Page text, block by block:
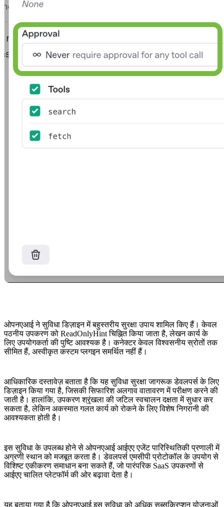
ओपनएआई ने सुविधा डिज़ाइन में बहुस्तरीय सुरक्षा उपाय शामिल किए हैं। केवल
पठनीय उपकरण को ReadOnlyHint चिह्नित किया जाता है, लेखन कार्य के
लिए उपयोगकर्ता की पुष्टि आवश्यक है। कनेक्टर केवल विश्वसनीय स्रोतों तक
सीमित हैं, अस्वीकृत कस्टम प्लगइन समर्थित नहीं हैं।
आधिकारिक दस्तावेज़ बताता है कि यह सुविधा सुरक्षा जागरूक डेवलपर्स के लिए
डिज़ाइन किया गया है, जिसकी सिफारिश अलगाव वातावरण में परीक्षण करने की
जाती है। हालांकि, उपकरण श्रृंखला की जटिल स्वचालन दक्षता में सुधार कर
सकता है, लेकिन अकस्मात गलत कार्य को रोकने के लिए विशेष निगरानी की
आवश्यकता होती है।
इस सुविधा के उपलब्ध होने से ओपनएआई आईएए एजेंट पारिस्थितिकी प्रणाली में
अग्रणी स्थान को मजबूत करता है। डेवलपर्स एमसीपी प्रोटोकॉल के उपयोग से
विशिष्ट एकीकरण समाधान बना सकते हैं, जो पारंपरिक SaaS उपकरणों से
आईएए चालित प्लेटफॉर्म की ओर बढ़ावा देता है।
यह बताया गया है कि ओपनएआई इस सुविधा को अधिक सब्सक्रिप्शन योजनाओं